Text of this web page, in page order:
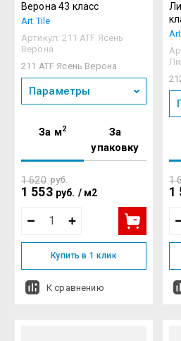
Верона 43 класс
Art Tile
Артикул: 211 ATF Ясень
Верона
211 ATF Ясень Верона
Параметры
За м2
За
упаковку
1 620 руб.
1 553 руб. / м2
Купить в 1 клик
К сравнению
1
1